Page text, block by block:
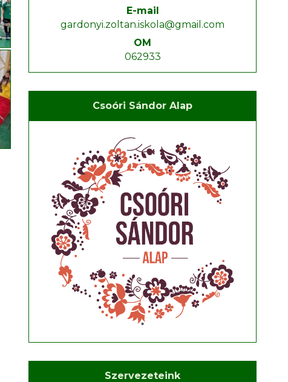
E-mail
gardonyi.zoltan.iskola@gmail.com
OM
062933
Csoóri Sándor Alap
Szervezeteink